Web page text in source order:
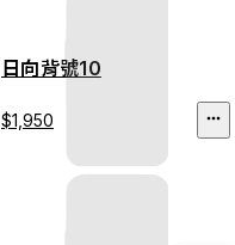
日向背號10
$1,950